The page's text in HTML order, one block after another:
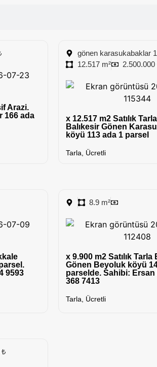
Arazi.
166 ada
gönen karasukabaklar
12.517 m²
2.500.000
x 12.517 m2 Satılık
Balıkesir Gönen
köyü 113 ada 1 parsel
Tarla Ücretli
9593
8.9 m²
x 9.900 m2 Satılık Tarla
Gönen Beyoluk köyü
parselde. Sahibi: Ersan
368 7413
Tarla Ücretli
₺